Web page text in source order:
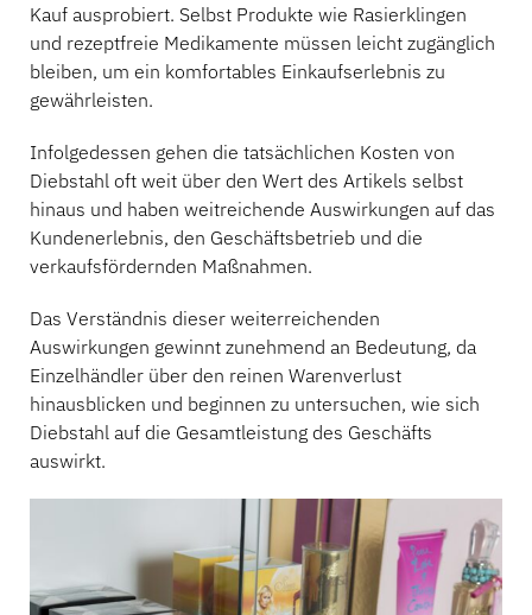
Bankwesen
Bildung
Kauf ausprobiert. Selbst Produkte wie Rasierklingen
und rezeptfreie Medikamente müssen leicht zugänglich
bleiben, um ein komfortables Einkaufserlebnis zu
gewährleisten.
Infolgedessen gehen die tatsächlichen Kosten von
Diebstahl oft weit über den Wert des Artikels selbst
hinaus und haben weitreichende Auswirkungen auf das
Kundenerlebnis, den Geschäftsbetrieb und die
verkaufsfördernden Maßnahmen.
Das Verständnis dieser weiterreichenden
Auswirkungen gewinnt zunehmend an Bedeutung, da
Einzelhändler über den reinen Warenverlust
hinausblicken und beginnen zu untersuchen, wie sich
Diebstahl auf die Gesamtleistung des Geschäfts
auswirkt.